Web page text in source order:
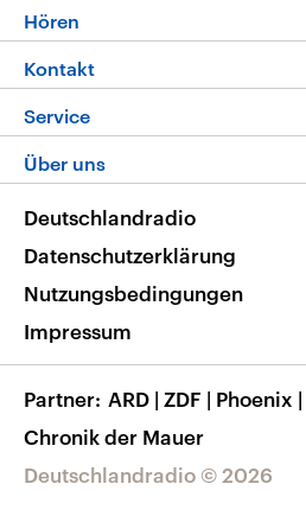
Programm
Die Nachrichten
Nachrichtenleicht
Neue Beiträge auf dlf.de
Hören
Livestream
Podcasts
Deutschlandfunk App
Nachrichten App
Frequenzen
Kontakt
Hörerservice
Service
FAQ
Veranstaltungen
Musikliste
RSS
Über uns
Barrierefreiheit
Deutschlandradio © 2026
Deutschlandradio
Datenschutzerklärung
Nutzungsbedingungen
Impressum
Partner ARD | ZDF | Phoenix |
Chronik der Mauer